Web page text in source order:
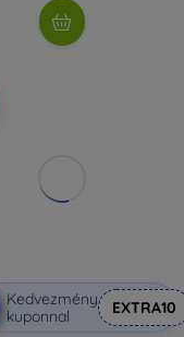
Kedvezmény
kuponnal
EXTRA10